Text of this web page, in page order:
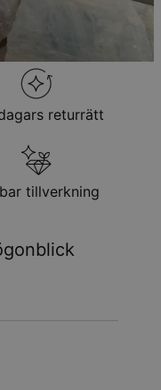
och endast kan
returrätt
tillverkning